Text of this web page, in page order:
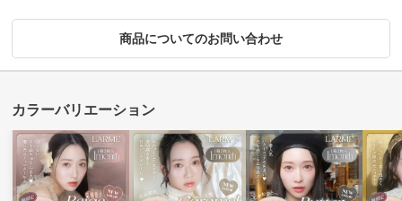
商品についてのお問い合わせ